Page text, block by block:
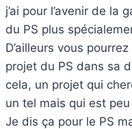
j’ai pour l’avenir de la
du PS plus
D’ailleurs vous
projet du PS dans sa
cela, un projet qui
un tel mais qui est
Je dis ça pour le PS